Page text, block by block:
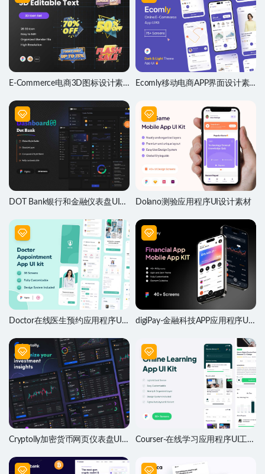
E-Commerce电商3D图标设计素
Ecomly移动电商APP界面设计素
DOT Bank银行和金融仪表盘UI设
Dolano测验应用程序UI设计素材
Doctor在线医生预约应用程序UI
digiPay-金融科技APP应用程序UI
Cryptolly加密货币网页仪表盘UI
Courser-在线学习应用程序UI工具